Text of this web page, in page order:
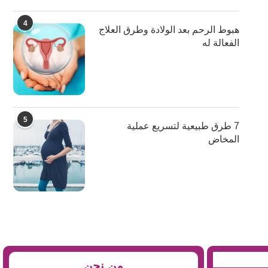
4
هبوط الرحم بعد الولادة وطرق العلاج
الفعالة له
5
7 طرق طبيعية لتسريع عملية
المخاض
من نحن